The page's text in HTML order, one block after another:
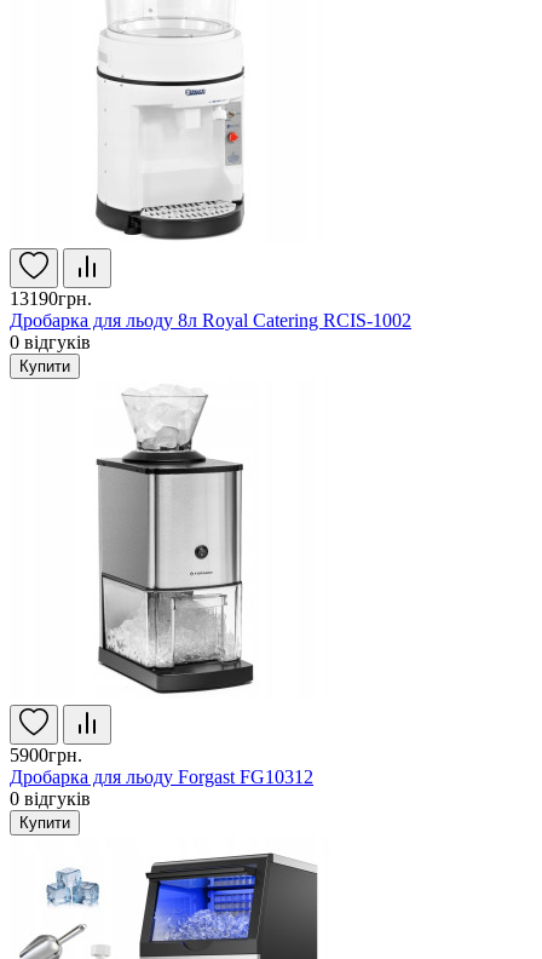
13190грн.
Дробарка для льоду 8л Royal Catering RCIS-1002
0 відгуків
Купити
5900грн.
Дробарка для льоду Forgast FG10312
0 відгуків
Купити